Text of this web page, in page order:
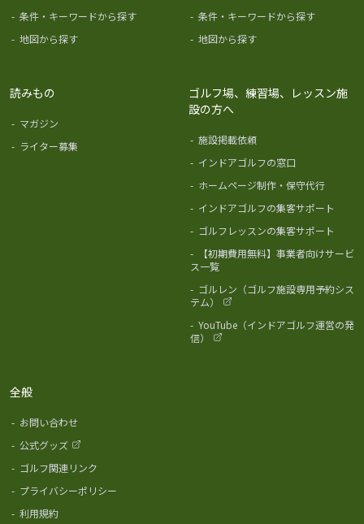
- 条件・キーワードから探す
- 地図から探す
- 条件・キーワードから探す
- 地図から探す
読みもの
- マガジン
- ライター募集
ゴルフ場、練習場、レッスン施
設の方へ
- 施設掲載依頼
- インドアゴルフの窓口
- ホームページ制作・保守代行
- インドアゴルフの集客サポート
- ゴルフレッスンの集客サポート
-
【初期費用無料】事業者向けサービ
ス一覧
- ゴルレン（ゴルフ施設専用予約シス
テム）
- YouTube（インドアゴルフ運営の発
信）
全般
- お問い合わせ
- 公式グッズ
- ゴルフ関連リンク
- プライバシーポリシー
- 利用規約